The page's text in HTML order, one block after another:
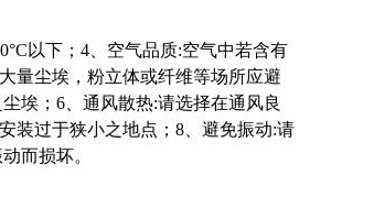
以下；4、空气品质:空气中若含有
量尘埃，粉立体或纤维等场所应避
埃；6、通风散热:请选择在通风良
装过于狭小之地点；8、避免振动:请
而损坏。